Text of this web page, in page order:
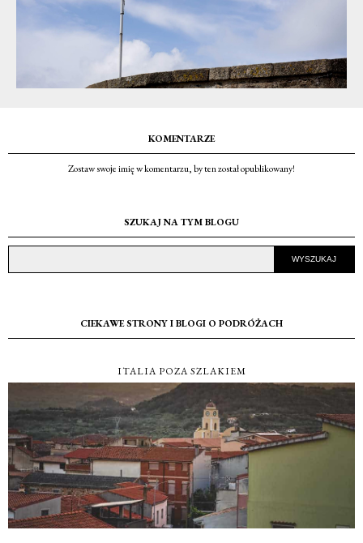
KOMENTARZE
Zostaw swoje imię w komentarzu, by ten został opublikowany!
SZUKAJ NA TYM BLOGU
CIEKAWE STRONY I BLOGI O PODRÓŻACH
ITALIA POZA SZLAKIEM